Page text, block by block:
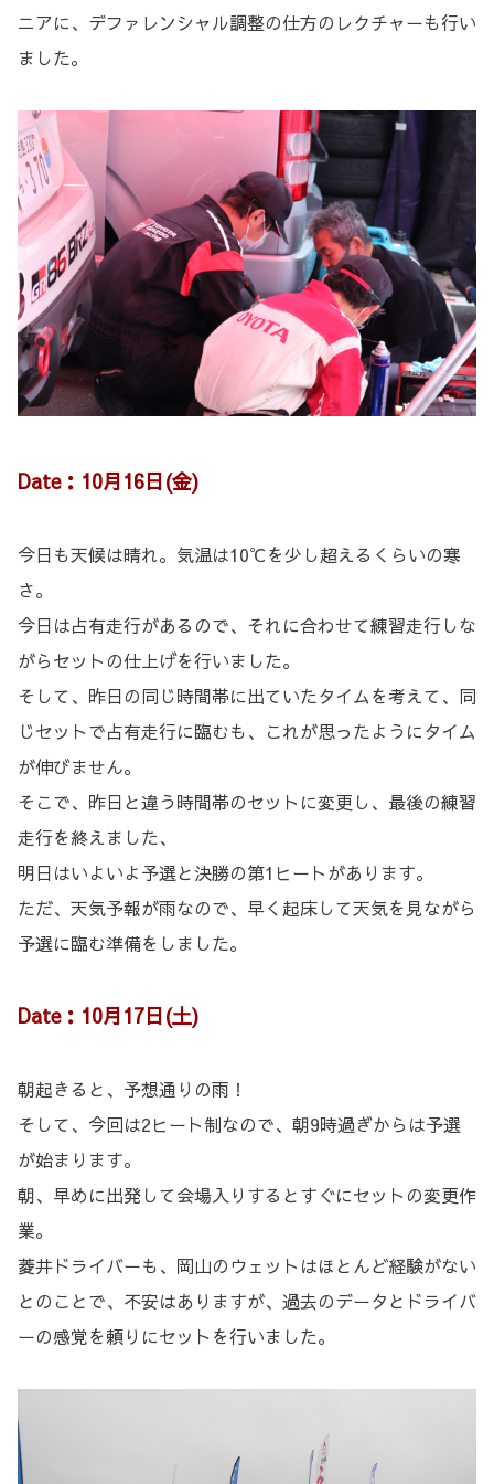
ニアに、デファレンシャル調整の仕方のレクチャーも行い
ました。
Date：10月16日(金)
今日も天候は晴れ。気温は10℃を少し超えるくらいの寒
さ。
今日は占有走行があるので、それに合わせて練習走行しな
がらセットの仕上げを行いました。
そして、昨日の同じ時間帯に出ていたタイムを考えて、同
じセットで占有走行に臨むも、これが思ったようにタイム
が伸びません。
そこで、昨日と違う時間帯のセットに変更し、最後の練習
走行を終えました、
明日はいよいよ予選と決勝の第1ヒートがあります。
ただ、天気予報が雨なので、早く起床して天気を見ながら
予選に臨む準備をしました。
Date：10月17日(土)
朝起きると、予想通りの雨！
そして、今回は2ヒート制なので、朝9時過ぎからは予選
が始まります。
朝、早めに出発して会場入りするとすぐにセットの変更作
業。
菱井ドライバーも、岡山のウェットはほとんど経験がない
とのことで、不安はありますが、過去のデータとドライバ
ーの感覚を頼りにセットを行いました。